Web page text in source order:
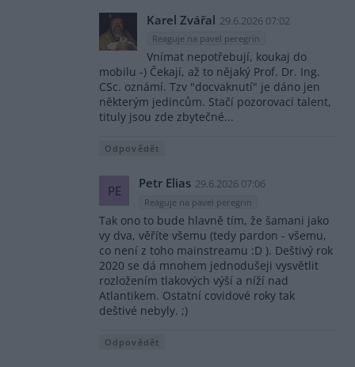
Karel Zvářal 29.6.2026 07:02
Reaguje na pavel peregrin
Vnímat nepotřebují, koukaj do
mobilu -) Čekají, až to nějaký Prof. Dr. Ing.
CSc. oznámí. Tzv "docvaknutí" je dáno jen
některým jedincům. Stačí pozorovací talent,
tituly jsou zde zbytečné...
Odpovědět
PE Petr Elias 29.6.2026 07:06
Reaguje na pavel peregrin
Tak ono to bude hlavně tím, že šamani jako
vy dva, věříte všemu (tedy pardon - všemu,
co není z toho mainstreamu :D ). Deštivý rok
2020 se dá mnohem jednodušeji vysvětlit
rozložením tlakových výší a níží nad
Atlantikem. Ostatní covidové roky tak
deštivé nebyly. ;)
Odpovědět